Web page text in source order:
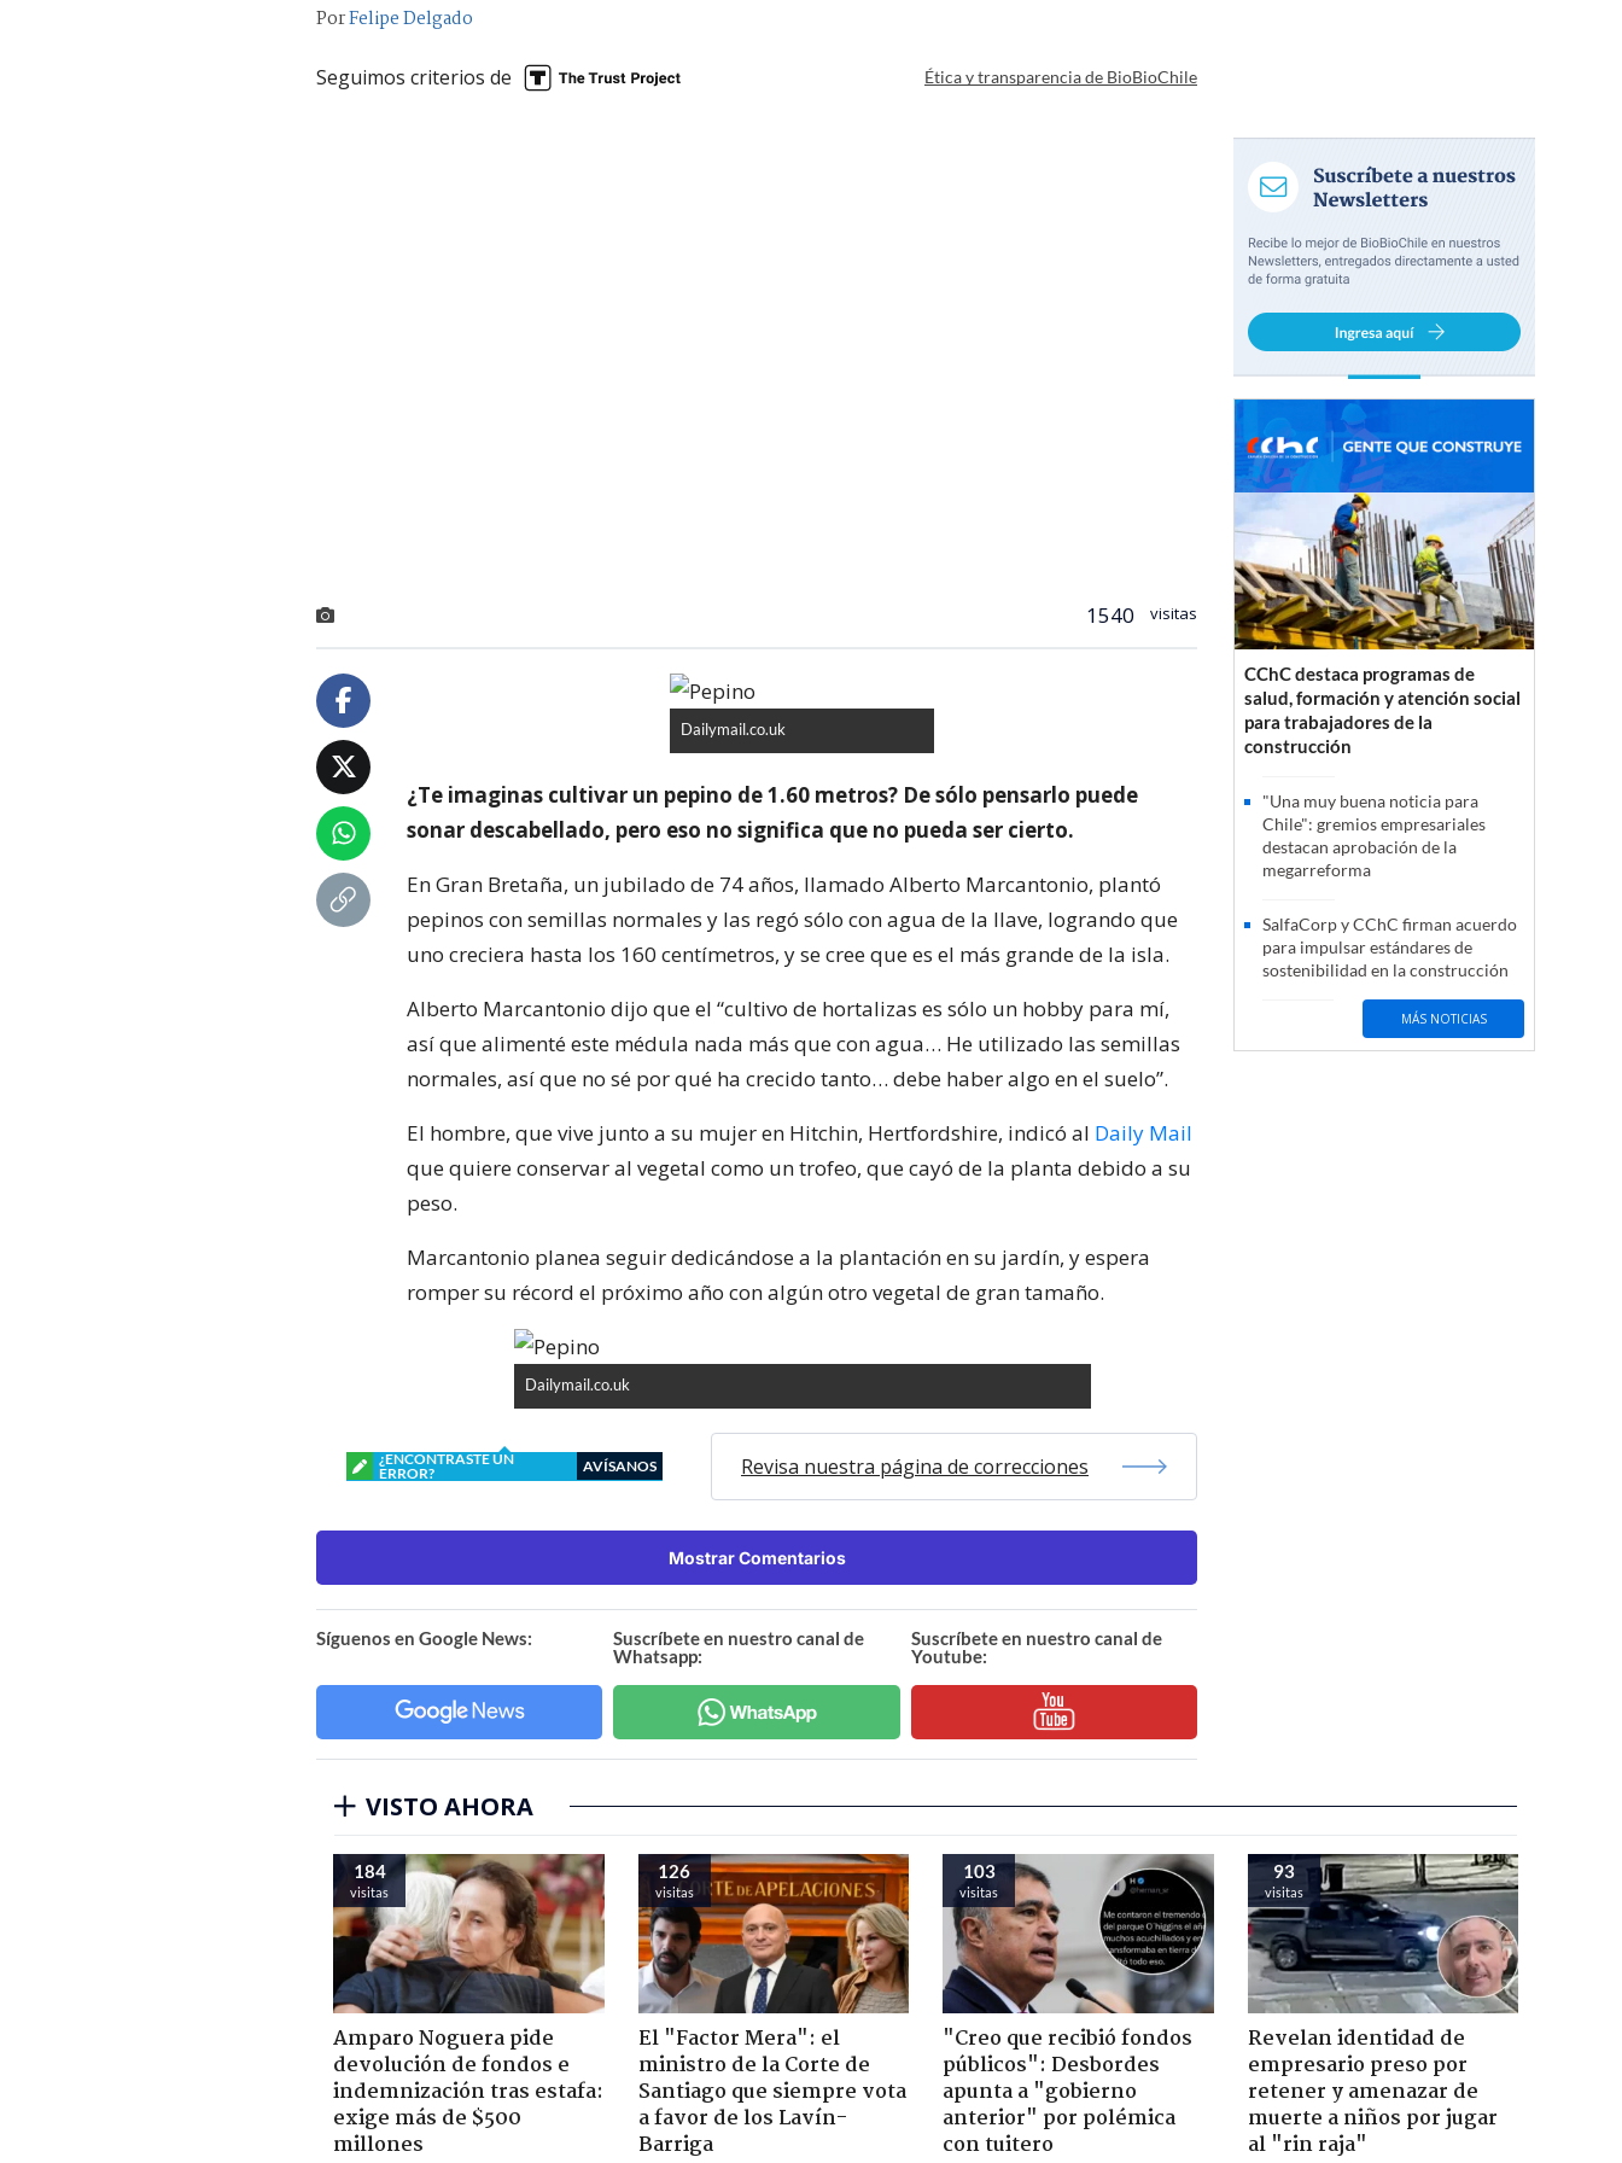
PorFelipe Delgado
Seguimos criterios de Ética y transparencia de BioBioChile
1540 visitas
Dailymail.co.uk
¿Te imaginas cultivar un pepino de 1.60 metros? De sólo pensarlo puede
sonar descabellado, pero eso no significa que no pueda ser cierto.
En Gran Bretaña, un jubilado de 74 años, llamado Alberto Marcantonio, plantó
pepinos con semillas normales y las regó sólo con agua de la llave, logrando que
uno creciera hasta los 160 centímetros, y se cree que es el más grande de la isla.
Alberto Marcantonio dijo que el “cultivo de hortalizas es sólo un hobby para mí,
así que alimenté este médula nada más que con agua… He utilizado las semillas
normales, así que no sé por qué ha crecido tanto… debe haber algo en el suelo”.
El hombre, que vive junto a su mujer en Hitchin, Hertfordshire, indicó al Daily Mail
que quiere conservar al vegetal como un trofeo, que cayó de la planta debido a su
peso.
Marcantonio planea seguir dedicándose a la plantación en su jardín, y espera
romper su récord el próximo año con algún otro vegetal de gran tamaño.
Dailymail.co.uk
¿ENCONTRASTE UN
ERROR?
AVÍSANOS Revisa nuestra página de correcciones
Mostrar Comentarios
Síguenos en Google News:
Suscríbete en nuestro canal de
Whatsapp:
Suscríbete en nuestro canal de
Youtube:
CChC destaca programas de
salud, formación y atención social
para trabajadores de la
construcción
"Una muy buena noticia para
Chile": gremios empresariales
destacan aprobación de la
megarreforma
SalfaCorp y CChC firman acuerdo
para impulsar estándares de
sostenibilidad en la construcción
MÁS NOTICIAS
VISTO AHORA
184
visitas
Amparo Noguera pide
devolución de fondos e
indemnización tras estafa:
exige más de $500
millones
126
visitas
El "Factor Mera": el
ministro de la Corte de
Santiago que siempre vota
a favor de los Lavín-
Barriga
103
visitas
"Creo que recibió fondos
públicos": Desbordes
apunta a "gobierno
anterior" por polémica
con tuitero
93
visitas
Revelan identidad de
empresario preso por
retener y amenazar de
muerte a niños por jugar
al "rin raja"